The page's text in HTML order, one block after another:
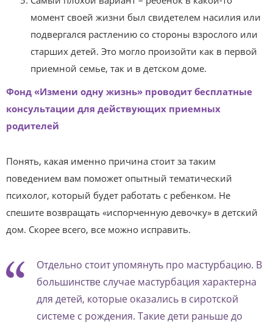
момент своей жизни был свидетелем насилия или
подвергался растлению со стороны взрослого или
старших детей. Это могло произойти как в первой
приемной семье, так и в детском доме.
Фонд «Измени одну жизнь» проводит бесплатные
консультации для действующих приемных
родителей
Понять, какая именно причина стоит за таким
поведением вам поможет опытный тематический
психолог, который будет работать с ребенком. Не
спешите возвращать «испорченную девочку» в детский
дом. Скорее всего, все можно исправить.
Отдельно стоит упомянуть про мастурбацию. В
большинстве случае мастурбация характерна
для детей, которые оказались в сиротской
системе с рождения. Такие дети раньше до